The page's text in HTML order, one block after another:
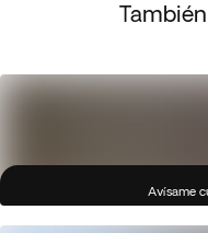
Avísame